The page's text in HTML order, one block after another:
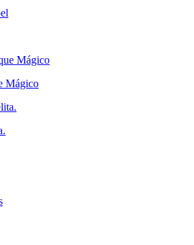
Mágico